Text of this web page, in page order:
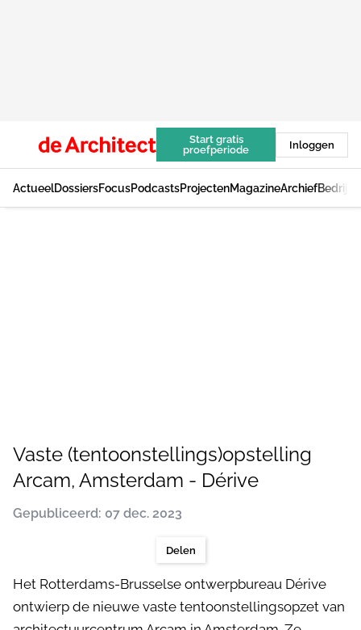
Start gratis
proefperiode
Inloggen
ActueelDossiersFocusPodcastsProjectenMagazineArchief
Vaste (tentoonstellings)opstelling
Arcam, Amsterdam - Dérive
Gepubliceerd: 07 dec. 2023
Delen
Het Rotterdams-Brusselse ontwerpbureau Dérive
ontwierp de nieuwe vaste tentoonstellingsopzet van